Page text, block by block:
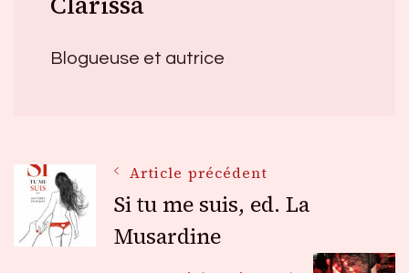
Blogueuse et autrice
Navigation
des
Article précédent
Si tu me suis, ed. La
Musardine